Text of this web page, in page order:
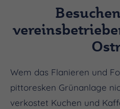
Wem das Flanieren und
pittoresken Grünanlage
verkostet Kuchen und